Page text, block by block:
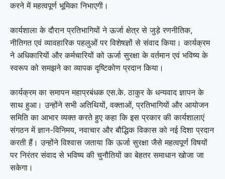
करने में महत्वपूर्ण भूमिका निभाएगी।
कार्यशाला के दौरान प्रतिभागियों ने ऊर्जा क्षेत्र से जुड़े रणनीतिक,
नीतिगत एवं व्यावहारिक पहलुओं पर विशेषज्ञों से संवाद किया। कार्यक्रम
ने अधिकारियों और कर्मचारियों को ऊर्जा सुरक्षा के वर्तमान एवं भविष्य के
स्वरूप को समझने का व्यापक दृष्टिकोण प्रदान किया।
कार्यक्रम का समापन महाप्रबंधक एस.के. ठाकुर के धन्यवाद ज्ञापन के
साथ हुआ। उन्होंने सभी अतिथियों, वक्ताओं, प्रतिभागियों और आयोजन
समिति का आभार व्यक्त करते हुए कहा कि इस प्रकार की कार्यशालाएं
संगठन में ज्ञान-विनिमय, नवाचार और बौद्धिक विकास को नई दिशा प्रदान
करती हैं। उन्होंने विश्वास जताया कि ऊर्जा सुरक्षा जैसे महत्वपूर्ण विषयों
पर निरंतर संवाद से भविष्य की चुनौतियों का बेहतर समाधान खोजा जा
सकेगा।